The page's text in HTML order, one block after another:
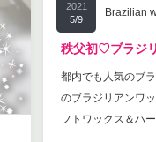
2021
5/9
Brazilian
秩父初♡ブラジ
都内でも人気のブ
のブラジリアンワ
フトワックス＆ハ